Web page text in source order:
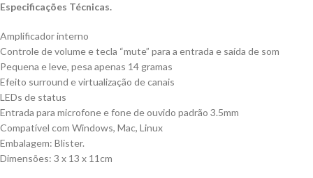
Especificações Técnicas.
Amplificador interno
Controle de volume e tecla “mute” para a entrada e saída de som
Pequena e leve, pesa apenas 14 gramas
Efeito surround e virtualização de canais
LEDs de status
Entrada para microfone e fone de ouvido padrão 3.5mm
Compatível com Windows, Mac, Linux
Embalagem: Blister.
Dimensões: 3 x 13 x 11cm